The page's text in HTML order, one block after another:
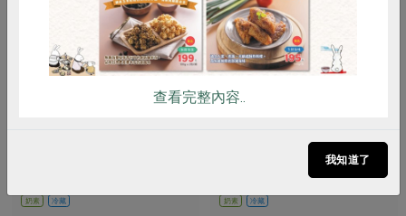
奶素 冷藏
四方乳品工業股份有限公司
奶素 冷藏
查看完整內容..
我知道了